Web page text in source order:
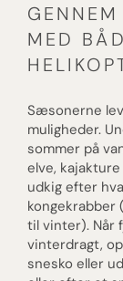
MED
Sæsonerne
muligheder.
sommer på
elve,
udkig efter
kongekrabber
til vinter). Når
vinterdragt,
snesko eller